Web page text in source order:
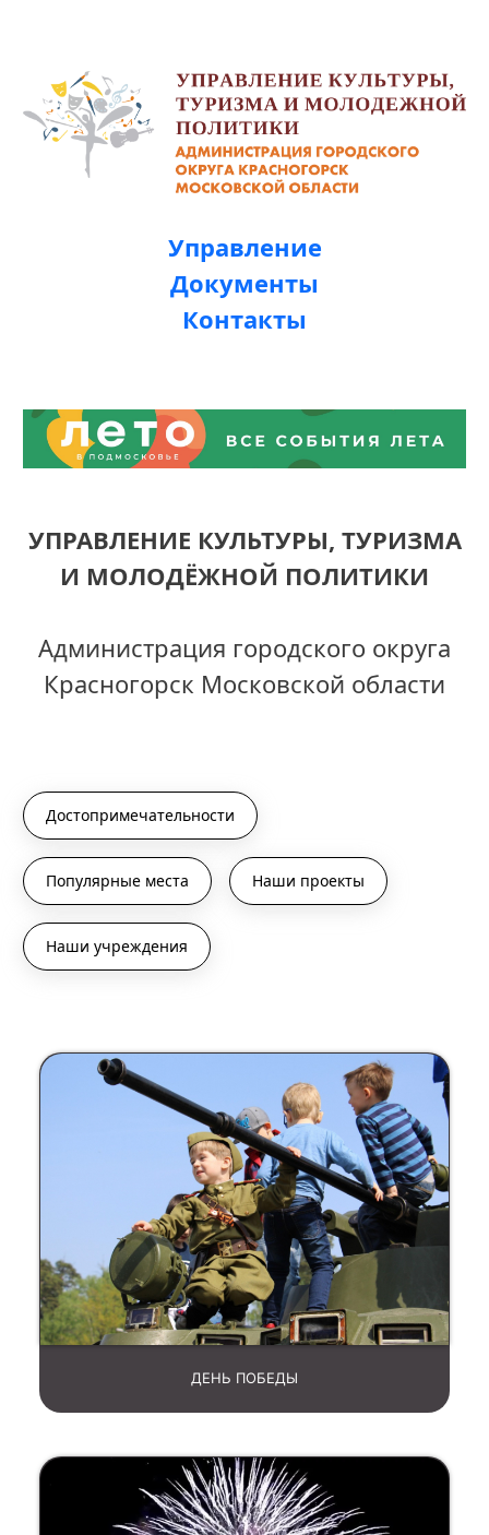
Управление
Документы
Контакты
УПРАВЛЕНИЕ КУЛЬТУРЫ, ТУРИЗМА
И МОЛОДЁЖНОЙ ПОЛИТИКИ
Администрация городского округа
Красногорск Московской области
Достопримечательности
Популярные места Наши проекты
Наши учреждения
ДЕНЬ ПОБЕДЫ